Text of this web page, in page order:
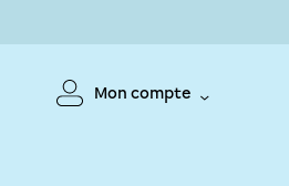
Mon compte